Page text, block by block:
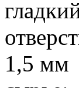
1,5 мм